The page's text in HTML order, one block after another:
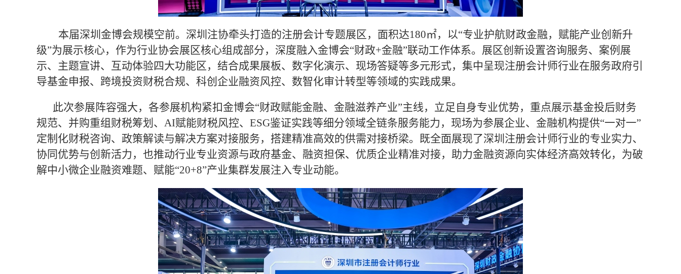
本届深圳金博会规模空前。 深圳注协牵头打造的注册会计专题展区，面积达180㎡，以“专业护航财政金融，赋能产业创新升
级”为展示核心，作为行业协会展区核心组成部分，深度融入金博会“财政+金融”联动工作体系。展区创新设置咨询服务、案例展
示、主题宣讲、互动体验四大功能区，结合成果展板、数字化演示、现场答疑等多元形式，集中呈现注册会计师行业在服务政府引
导基金申报、跨境投资财税合规、科创企业融资风控、数智化审计转型等领域的实践成果。
此次参展阵容强大，各参展机构紧扣金博会“财政赋能金融、金融滋养产业”主线，立足自身专业优势，重点展示基金投后财务
规范、并购重组财税筹划、AI赋能财税风控、ESG鉴证实践等细分领域全链条服务能力，现场为参展企业、金融机构提供“一对一”
定制化财税咨询、政策解读与解决方案对接服务，搭建精准高效的供需对接桥梁。既全面展现了深圳注册会计师行业的专业实力、
协同优势与创新活力，也推动行业专业资源与政府基金、融资担保、优质企业精准对接，助力金融资源向实体经济高效转化，为破
解中小微企业融资难题、赋能“20+8”产业集群发展注入专业动能。